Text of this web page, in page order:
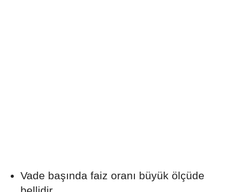
Vade başında faiz oranı büyük ölçüde